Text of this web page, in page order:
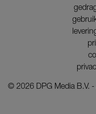
© 2026 DPG Media B.V.